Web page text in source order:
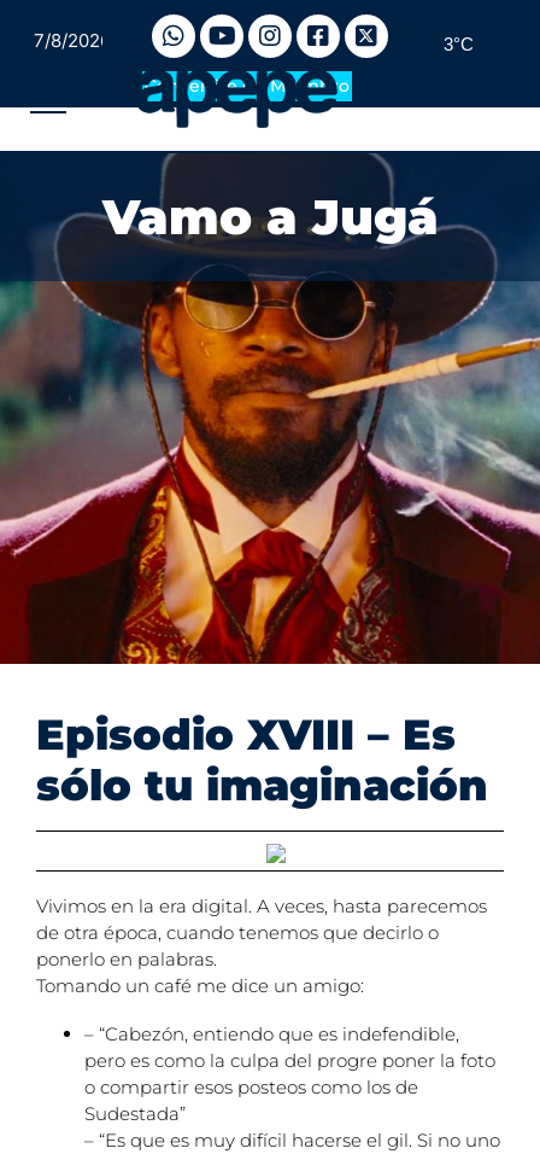
7/8/2026 3°C
Convertite en Miembro
Vamo a Jugá
Episodio XVIII – Es
sólo tu imaginación
Vivimos en la era digital. A veces, hasta parecemos
de otra época, cuando tenemos que decirlo o
ponerlo en palabras.
Tomando un café me dice un amigo:
– “Cabezón, entiendo que es indefendible,
pero es como la culpa del progre poner la foto
o compartir esos posteos como los de
Sudestada”
– “Es que es muy difícil hacerse el gil. Si no uno